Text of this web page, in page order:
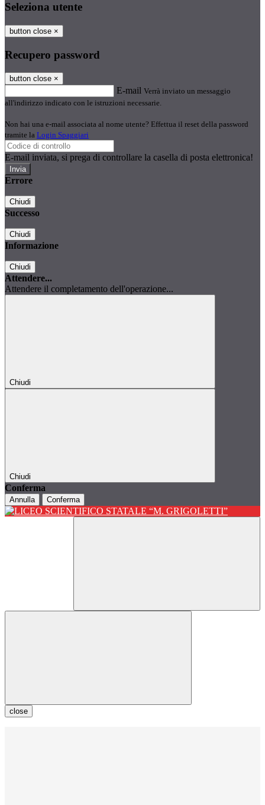
Seleziona utente
button close ×
Recupero password
button close ×
E-mail Verrà inviato un messaggio
all'indirizzo indicato con le istruzioni necessarie.
Non hai una e-mail associata al nome utente? Effettua il reset della password
tramite la Login Spaggiari
E-mail inviata, si prega di controllare la casella di posta elettronica!
Errore
Chiudi
Successo
Chiudi
Informazione
Chiudi
Attendere...
Attendere il completamento dell'operazione...
Chiudi
Chiudi
Conferma
Annulla Conferma
close